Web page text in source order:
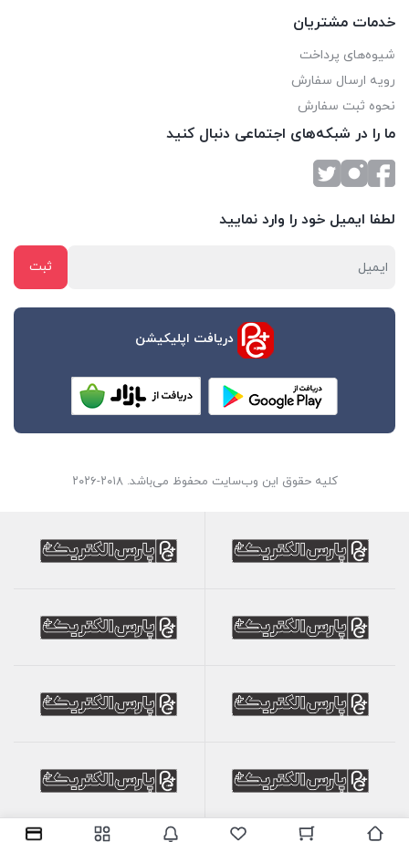
خدمات مشتریان
شیوه‌های پرداخت
رویه ارسال سفارش
نحوه ثبت سفارش
ما را در شبکه‌های اجتماعی دنبال کنید
لطفا ایمیل خود را وارد نمایید
دریافت اپلیکیشن
کلیه حقوق این وب‌سایت محفوظ می‌باشد. ۲۰۱۸-۲۰۲۶